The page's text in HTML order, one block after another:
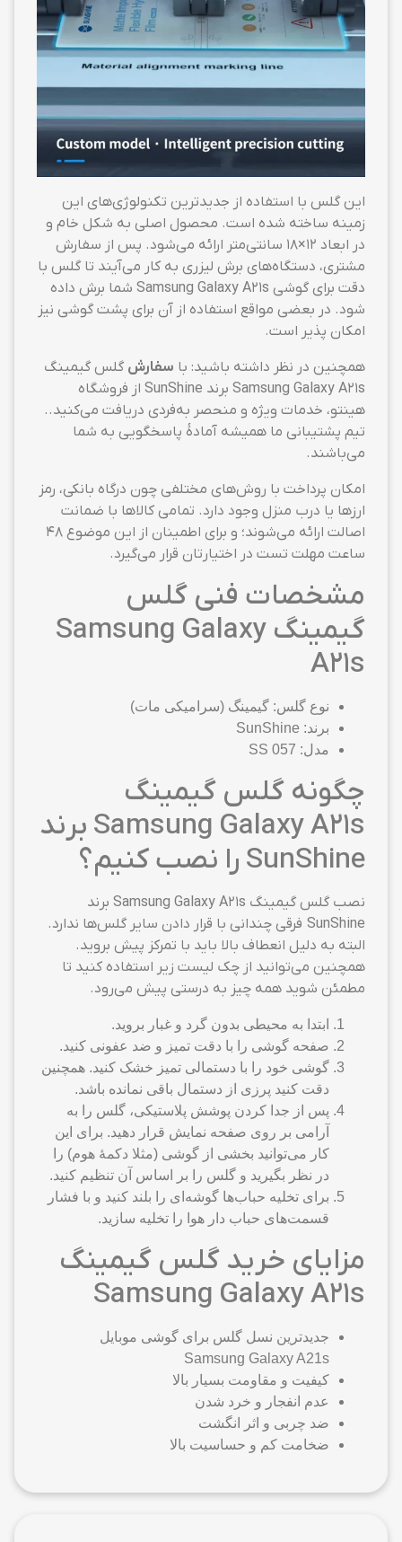
این گلس با استفاده از جدیدترین تکنولوژی‌های این
زمینه ساخته شده است. محصول اصلی به شکل خام و
در ابعاد ۱۲×۱۸ سانتی‌متر ارائه می‌شود. پس از سفارش
مشتری، دستگاه‌های برش لیزری به کار می‌آیند تا گلس با
دقت برای گوشی Samsung Galaxy A21s شما برش داده
شود. در بعضی مواقع استفاده از آن برای پشت گوشی نیز
امکان پذیر است.
همچنین در نظر داشته باشید: با سفارش گلس گیمینگ
Samsung Galaxy A21s برند SunShine از فروشگاه
هینتو، خدمات ویژه و منحصر به‌فردی دریافت می‌کنید..
تیم پشتیبانی ما همیشه آمادهٔ پاسخگویی به شما
می‌باشند.
امکان پرداخت با روش‌های مختلفی چون درگاه بانکی، رمز
ارزها یا درب منزل وجود دارد. تمامی کالاها با ضمانت
اصالت ارائه می‌شوند؛ و برای اطمینان از این موضوع ۴۸
ساعت مهلت تست در اختیارتان قرار می‌گیرد.
مشخصات فنی گلس
گیمینگ Samsung Galaxy
A21s
نوع گلس: گیمینگ (سرامیکی مات)
برند: SunShine
مدل: SS 057
چگونه گلس گیمینگ
Samsung Galaxy A21s برند
SunShine را نصب کنیم؟
نصب گلس گیمینگ Samsung Galaxy A21s برند
SunShine فرقی چندانی با قرار دادن سایر گلس‌ها ندارد.
البته به دلیل انعطاف بالا باید با تمرکز پیش بروید.
همچنین می‌توانید از چک لیست زیر استفاده کنید تا
مطمئن شوید همه چیز به درستی پیش می‌رود.
ابتدا به محیطی بدون گرد و غبار بروید.
صفحه گوشی را با دقت تمیز و ضد عفونی کنید.
گوشی خود را با دستمالی تمیز خشک کنید. همچنین
دقت کنید پرزی از دستمال باقی نمانده باشد.
پس از جدا کردن پوشش پلاستیکی، گلس را به
آرامی بر روی صفحه نمایش قرار دهید. برای این
کار می‌توانید بخشی از گوشی (مثلا دکمهٔ هوم) را
در نظر بگیرید و گلس را بر اساس آن تنظیم کنید.
برای تخلیه حباب‌ها گوشه‌ای را بلند کنید و با فشار
قسمت‌های حباب دار هوا را تخلیه سازید.
مزایای خرید گلس گیمینگ
Samsung Galaxy A21s
جدیدترین نسل گلس برای گوشی موبایل
Samsung Galaxy A21s
کیفیت و مقاومت بسیار بالا
عدم انفجار و خرد شدن
ضد چربی و اثر انگشت
ضخامت کم و حساسیت بالا